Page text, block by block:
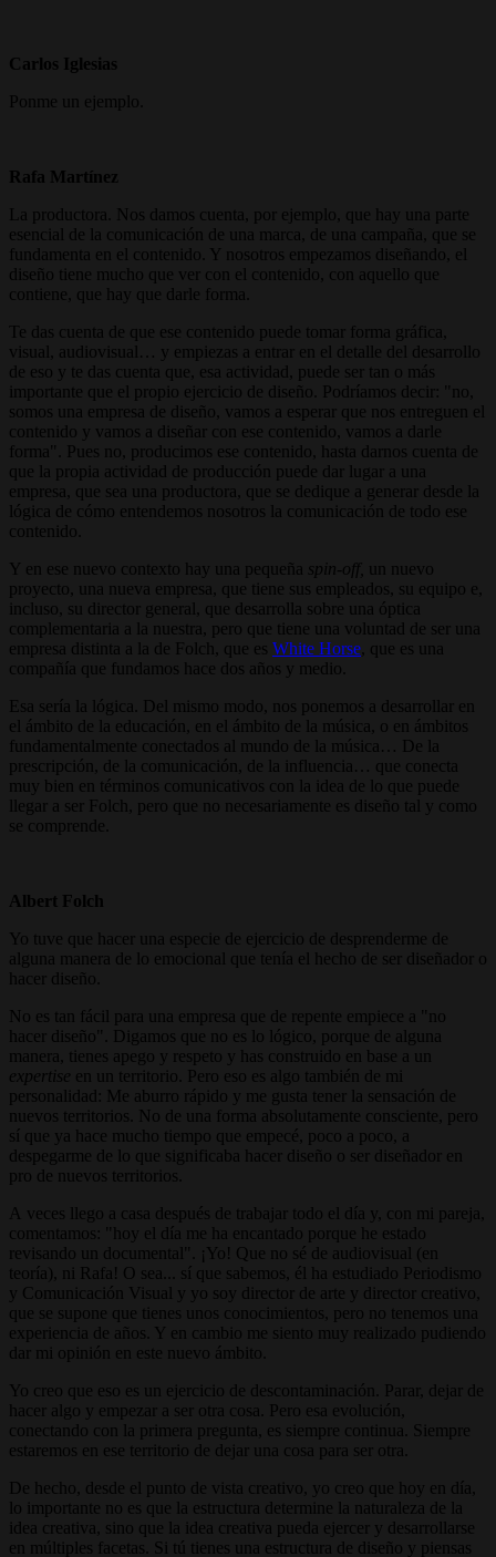
Carlos Iglesias
Ponme un ejemplo.
Rafa Martínez
La productora. Nos damos cuenta, por ejemplo, que hay una parte
esencial de la comunicación de una marca, de una campaña, que se
fundamenta en el contenido. Y nosotros empezamos diseñando, el
diseño tiene mucho que ver con el contenido, con aquello que
contiene, que hay que darle forma.
Te das cuenta de que ese contenido puede tomar forma gráfica,
visual, audiovisual… y empiezas a entrar en el detalle del desarrollo
de eso y te das cuenta que, esa actividad, puede ser tan o más
importante que el propio ejercicio de diseño. Podríamos decir: "no,
somos una empresa de diseño, vamos a esperar que nos entreguen el
contenido y vamos a diseñar con ese contenido, vamos a darle
forma". Pues no, producimos ese contenido, hasta darnos cuenta de
que la propia actividad de producción puede dar lugar a una
empresa, que sea una productora, que se dedique a generar desde la
lógica de cómo entendemos nosotros la comunicación de todo ese
contenido.
Y en ese nuevo contexto hay una pequeña spin-off, un nuevo
proyecto, una nueva empresa, que tiene sus empleados, su equipo e,
incluso, su director general, que desarrolla sobre una óptica
complementaria a la nuestra, pero que tiene una voluntad de ser una
empresa distinta a la de Folch, que es White Horse , que es una
compañía que fundamos hace dos años y medio.
Esa sería la lógica. Del mismo modo, nos ponemos a desarrollar en
el ámbito de la educación, en el ámbito de la música, o en ámbitos
fundamentalmente conectados al mundo de la música… De la
prescripción, de la comunicación, de la influencia… que conecta
muy bien en términos comunicativos con la idea de lo que puede
llegar a ser Folch, pero que no necesariamente es diseño tal y como
se comprende.
Albert Folch
Yo tuve que hacer una especie de ejercicio de desprenderme de
alguna manera de lo emocional que tenía el hecho de ser diseñador o
hacer diseño.
No es tan fácil para una empresa que de repente empiece a "no
hacer diseño". Digamos que no es lo lógico, porque de alguna
manera, tienes apego y respeto y has construido en base a un
expertise en un territorio. Pero eso es algo también de mi
personalidad: Me aburro rápido y me gusta tener la sensación de
nuevos territorios. No de una forma absolutamente consciente, pero
sí que ya hace mucho tiempo que empecé, poco a poco, a
despegarme de lo que significaba hacer diseño o ser diseñador en
pro de nuevos territorios.
A veces llego a casa después de trabajar todo el día y, con mi pareja,
comentamos: "hoy el día me ha encantado porque he estado
revisando un documental". ¡Yo! Que no sé de audiovisual (en
teoría), ni Rafa! O sea... sí que sabemos, él ha estudiado Periodismo
y Comunicación Visual y yo soy director de arte y director creativo,
que se supone que tienes unos conocimientos, pero no tenemos una
experiencia de años. Y en cambio me siento muy realizado pudiendo
dar mi opinión en este nuevo ámbito.
Yo creo que eso es un ejercicio de descontaminación. Parar, dejar de
hacer algo y empezar a ser otra cosa. Pero esa evolución,
conectando con la primera pregunta, es siempre continua. Siempre
estaremos en ese territorio de dejar una cosa para ser otra.
De hecho, desde el punto de vista creativo, yo creo que hoy en día,
lo importante no es que la estructura determine la naturaleza de la
idea creativa, sino que la idea creativa pueda ejercer y desarrollarse
en múltiples facetas. Si tú tienes una estructura de diseño y piensas